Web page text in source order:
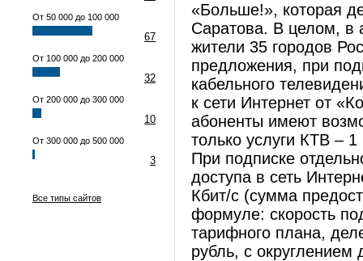
От 50 000 до 100 000
67
От 100 000 до 200 000
32
От 200 000 до 300 000
10
От 300 000 до 500 000
3
Все типы сайтов
«Больше!», которая
Саратова. В целом, в
жители 35 городов
предложения, при
кабельного
к сети Интернет от
абоненты имеют
только услуги КТВ –
При подписке
доступа в сеть
Кбит/с (сумма
формуле: скорость
тарифного плана,
рубль, с